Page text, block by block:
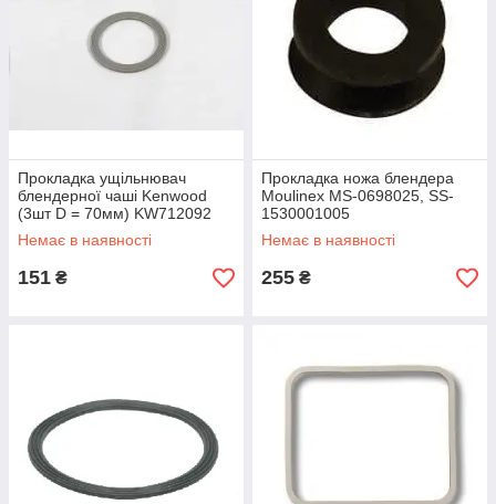
Прокладка ущільнювач
блендерної чаші Kenwood
(3шт D = 70мм) KW712092
Немає в наявності
151 ₴
Прокладка ножа блендера
Moulinex MS-0698025, SS-
1530001005
Немає в наявності
255 ₴